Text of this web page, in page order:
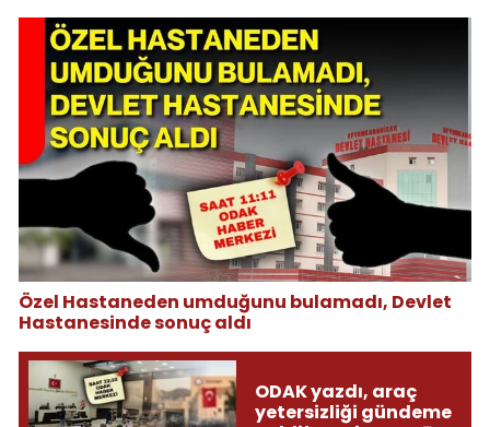
Özel Hastaneden umduğunu bulamadı, Devlet
Hastanesinde sonuç aldı
ODAK yazdı, araç
yetersizliği gündeme